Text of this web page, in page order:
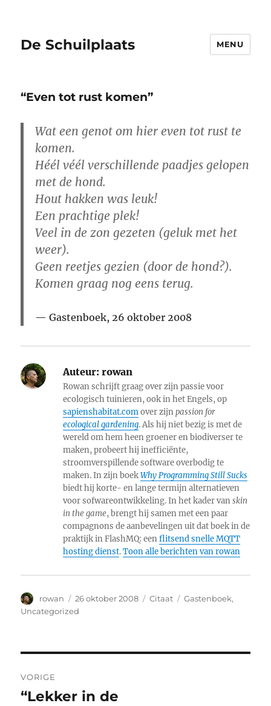
De Schuilplaats MENU
“Even tot rust komen”
Wat een genot om hier even tot rust te
komen.
Héél véél verschillende paadjes gelopen
met de hond.
Hout hakken was leuk!
Een prachtige plek!
Veel in de zon gezeten (geluk met het
weer).
Geen reetjes gezien (door de hond?).
Komen graag nog eens terug.
Gastenboek, 26 oktober 2008
Auteur: rowan
Rowan schrijft graag over zijn passie voor
ecologisch tuinieren, ook in het Engels, op
sapienshabitat.comover zijnpassion for
ecological gardening. Als hij niet bezig is met de
wereld om hem heen groener en biodiverser te
maken, probeert hij inefficiënte,
stroomverspillende software overbodig te
maken. In zijn boekWhy Programming Still Sucks
biedt hij korte- en lange termijn alternatieven
voor sofwareontwikkeling. In het kader vanskin
in the game, brengt hij samen met een paar
compagnons de aanbevelingen uit dat boek in de
praktijk in FlashMQ: eenflitsend snelle MQTT
hosting dienst.Toon alle berichten van rowan
Auteur
rowan
Geplaatst
op
26 oktober 2008 Format
Citaat Categorieën
Gastenboek,
Uncategorized
navigatie
VORIGE
Vorig
“Lekker in de